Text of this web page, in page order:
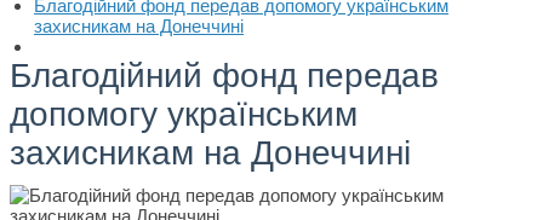
Благодійний фонд передав допомогу українським
захисникам на Донеччині
Благодійний фонд передав
допомогу українським
захисникам на Донеччині